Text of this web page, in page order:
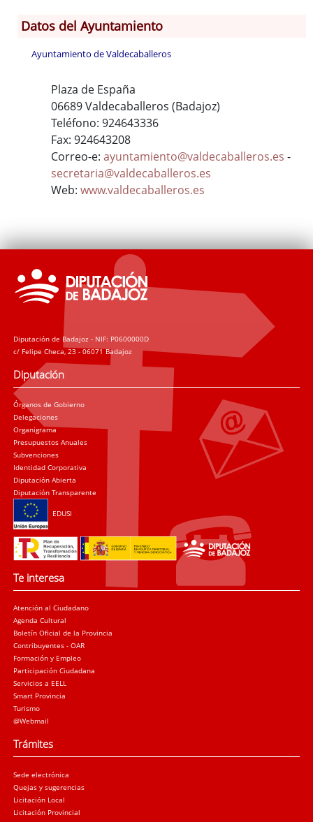
Datos del Ayuntamiento
Ayuntamiento de Valdecaballeros
Plaza de España
06689 Valdecaballeros (Badajoz)
Teléfono: 924643336
Fax: 924643208
Correo-e: ayuntamiento@valdecaballeros.es -
secretaria@valdecaballeros.es
Web: www.valdecaballeros.es
Diputación de Badajoz - NIF: P0600000D
c/ Felipe Checa, 23 - 06071 Badajoz
Diputación
Órganos de Gobierno
Delegaciones
Organigrama
Presupuestos Anuales
Subvenciones
Identidad Corporativa
Diputación Abierta
Diputación Transparente
EDUSI
Te interesa
Atención al Ciudadano
Agenda Cultural
Boletín Oficial de la Provincia
Contribuyentes - OAR
Formación y Empleo
Participación Ciudadana
Servicios a EELL
Smart Provincia
Turismo
@Webmail
Trámites
Sede electrónica
Quejas y sugerencias
Licitación Local
Licitación Provincial